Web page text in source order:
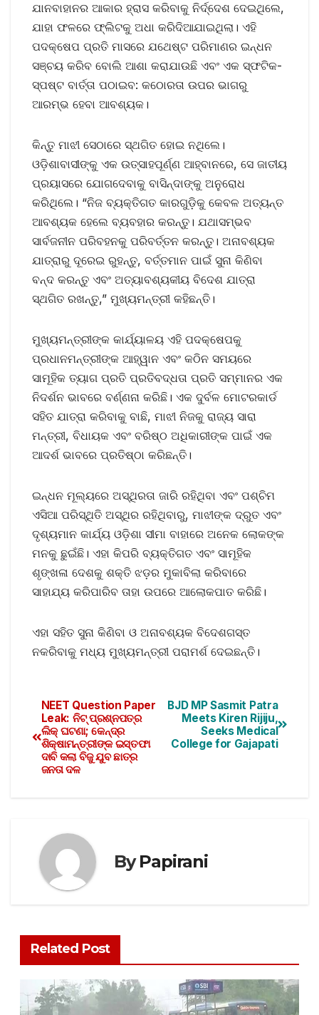
ଯାନବାହାନର ଆକାର ହ୍ରାସ କରିବାକୁ ନିର୍ଦ୍ଦେଶ ଦେଇଥିଲେ,
ଯାହା ଫଳରେ ଫ୍ଲିଟକୁ ଅଧା କରିଦିଆଯାଇଥିଲା। ଏହି
ପଦକ୍ଷେପ ପ୍ରତି ମାସରେ ଯଥେଷ୍ଟ ପରିମାଣର ଇନ୍ଧନ
ସଞ୍ଚୟ କରିବ ବୋଲି ଆଶା କରାଯାଉଛି ଏବଂ ଏକ ସ୍ଫଟିକ-
ସ୍ପଷ୍ଟ ବାର୍ତ୍ତା ପଠାଇବ: କଠୋରତା ଉପର ଭାଗରୁ
ଆରମ୍ଭ ହେବା ଆବଶ୍ୟକ।
କିନ୍ତୁ ମାଝୀ ସେଠାରେ ସ୍ଥଗିତ ହୋଇ ନଥିଲେ।
ଓଡ଼ିଶାବାସୀଙ୍କୁ ଏକ ଉତ୍ସାହପୂର୍ଣ୍ଣ ଆହ୍ବାନରେ, ସେ ଜାତୀୟ
ପ୍ରୟାସରେ ଯୋଗଦେବାକୁ ବାସିନ୍ଦାଙ୍କୁ ଅନୁରୋଧ
କରିଥିଲେ। “ନିଜ ବ୍ୟକ୍ତିଗତ କାରଗୁଡ଼ିକୁ କେବଳ ଅତ୍ୟନ୍ତ
ଆବଶ୍ୟକ ହେଲେ ବ୍ୟବହାର କରନ୍ତୁ। ଯଥାସମ୍ଭବ
ସାର୍ବଜନୀନ ପରିବହନକୁ ପରିବର୍ତ୍ତନ କରନ୍ତୁ। ଅନାବଶ୍ୟକ
ଯାତ୍ରାରୁ ଦୂରେଇ ରୁହନ୍ତୁ, ବର୍ତ୍ତମାନ ପାଇଁ ସୁନା କିଣିବା
ବନ୍ଦ କରନ୍ତୁ ଏବଂ ଅତ୍ୟାବଶ୍ୟକୀୟ ବିଦେଶ ଯାତ୍ରା
ସ୍ଥଗିତ ରଖନ୍ତୁ,” ମୁଖ୍ୟମନ୍ତ୍ରୀ କହିଛନ୍ତି।
ମୁଖ୍ୟମନ୍ତ୍ରୀଙ୍କ କାର୍ଯ୍ୟାଳୟ ଏହି ପଦକ୍ଷେପକୁ
ପ୍ରଧାନମନ୍ତ୍ରୀଙ୍କ ଆହ୍ୱାନ ଏବଂ କଠିନ ସମୟରେ
ସାମୂହିକ ତ୍ୟାଗ ପ୍ରତି ପ୍ରତିବଦ୍ଧତା ପ୍ରତି ସମ୍ମାନର ଏକ
ନିଦର୍ଶନ ଭାବରେ ବର୍ଣ୍ଣନା କରିଛି। ଏକ ଦୁର୍ବଳ ମୋଟରକାର୍ଡ
ସହିତ ଯାତ୍ରା କରିବାକୁ ବାଛି, ମାଝୀ ନିଜକୁ ରାଜ୍ୟ ସାରା
ମନ୍ତ୍ରୀ, ବିଧାୟକ ଏବଂ ବରିଷ୍ଠ ଅଧିକାରୀଙ୍କ ପାଇଁ ଏକ
ଆଦର୍ଶ ଭାବରେ ପ୍ରତିଷ୍ଠା କରିଛନ୍ତି।
ଇନ୍ଧନ ମୂଲ୍ୟରେ ଅସ୍ଥିରତା ଜାରି ରହିଥିବା ଏବଂ ପଶ୍ଚିମ
ଏସିଆ ପରିସ୍ଥିତି ଅସ୍ଥିର ରହିଥିବାରୁ, ମାଝୀଙ୍କ ଦ୍ରୁତ ଏବଂ
ଦୃଶ୍ୟମାନ କାର୍ଯ୍ୟ ଓଡ଼ିଶା ସୀମା ବାହାରେ ଅନେକ ଲୋକଙ୍କ
ମନକୁ ଛୁଇଁଛି। ଏହା କିପରି ବ୍ୟକ୍ତିଗତ ଏବଂ ସାମୂହିକ
ଶୃଙ୍ଖଳା ଦେଶକୁ ଶକ୍ତି ଝଡ଼ର ମୁକାବିଲା କରିବାରେ
ସାହାଯ୍ୟ କରିପାରିବ ତାହା ଉପରେ ଆଲୋକପାତ କରିଛି।
ଏହା ସହିତ ସୁନା କିଣିବା ଓ ଅନାବଶ୍ୟକ ବିଦେଶଗସ୍ତ
ନକରିବାକୁ ମଧ୍ୟ ମୁଖ୍ୟମନ୍ତ୍ରୀ ପରାମର୍ଶ ଦେଇଛନ୍ତି।
BJD MP Sasmit Patra
Meets Kiren Rijiju,
Seeks Medical
College for Gajapati
NEET Question Paper
Leak: ନିଟ୍ ପ୍ରଶ୍ନପତ୍ର
ଲିକ୍ ଘଟଣା; କେନ୍ଦ୍ର
ଶିକ୍ଷାମନ୍ତ୍ରୀଙ୍କ ଇସ୍ତଫା
ଦାବି କଲା ବିଜୁ ଯୁବ ଛାତ୍ର
ଜନତା ଦଳ
ByPapirani
Related Post